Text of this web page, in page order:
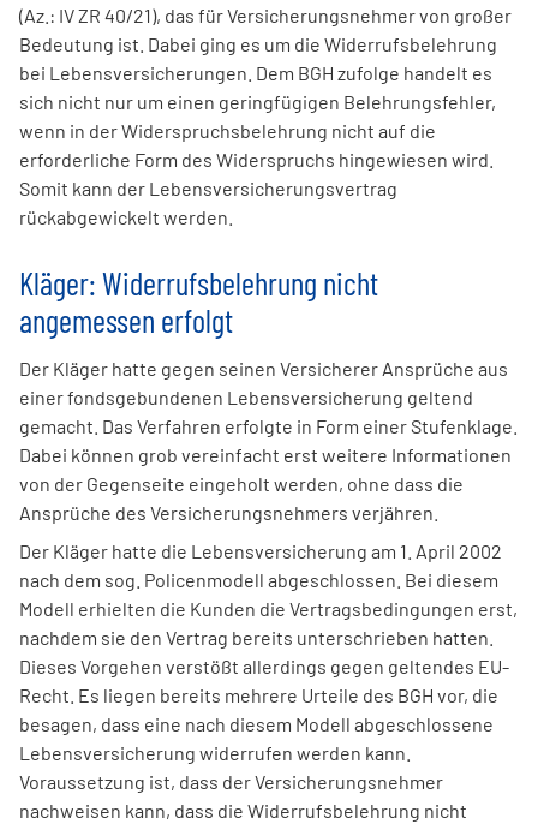
(Az.: IV ZR 40/21), das für Versicherungsnehmer von großer
Bedeutung ist. Dabei ging es um die Widerrufsbelehrung
bei Lebensversicherungen. Dem BGH zufolge handelt es
sich nicht nur um einen geringfügigen Belehrungsfehler,
wenn in der Widerspruchsbelehrung nicht auf die
erforderliche Form des Widerspruchs hingewiesen wird.
Somit kann der Lebensversicherungsvertrag
rückabgewickelt werden.
Kläger: Widerrufsbelehrung nicht
angemessen erfolgt
Der Kläger hatte gegen seinen Versicherer Ansprüche aus
einer fondsgebundenen Lebensversicherung geltend
gemacht. Das Verfahren erfolgte in Form einer Stufenklage.
Dabei können grob vereinfacht erst weitere Informationen
von der Gegenseite eingeholt werden, ohne dass die
Ansprüche des Versicherungsnehmers verjähren.
Der Kläger hatte die Lebensversicherung am 1. April 2002
nach dem sog. Policenmodell abgeschlossen. Bei diesem
Modell erhielten die Kunden die Vertragsbedingungen erst,
nachdem sie den Vertrag bereits unterschrieben hatten.
Dieses Vorgehen verstößt allerdings gegen geltendes EU-
Recht. Es liegen bereits mehrere Urteile des BGH vor, die
besagen, dass eine nach diesem Modell abgeschlossene
Lebensversicherung widerrufen werden kann.
Voraussetzung ist, dass der Versicherungsnehmer
nachweisen kann, dass die Widerrufsbelehrung nicht